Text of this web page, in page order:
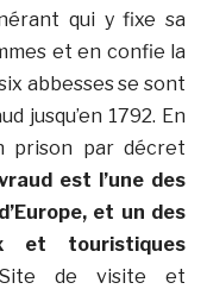
qui y fixe sa
et en confie la
abbesses se sont
jusqu’en 1792. En
prison par décret
est l’une des
et un des
et touristiques
de visite et